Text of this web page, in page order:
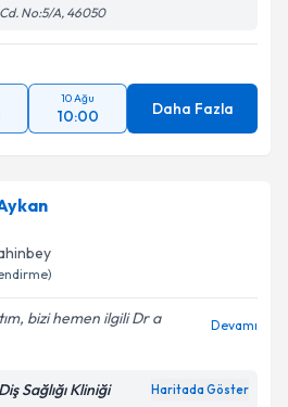
No:5/A, 46050
10 Ağu
10:00 Daha Fazla
bizi hemen ilgili Dr a
Devamı
Sağlığı Kliniği Haritada Göster